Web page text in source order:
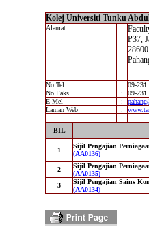
Kolej Universiti Tunku
Alamat :
P37,
No Tel :
09-231
No Faks
:
09-231
E-Mel
:
Laman Web
:
BIL
1
Sijil Pengajian
(AA0136)
2
Sijil Pengajian
(AA0135)
3
Sijil Pengajian Sains
(AA0134)